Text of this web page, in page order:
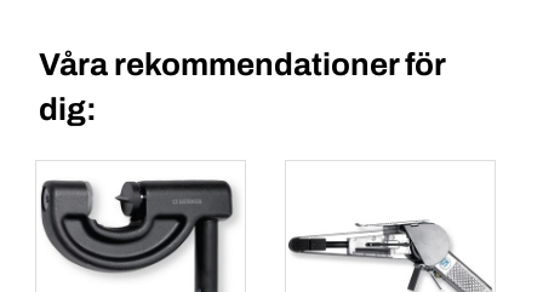
Våra rekommendationer för
dig: